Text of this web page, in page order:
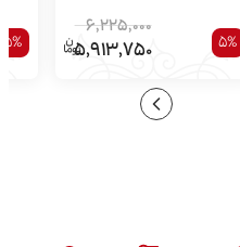
5%
6,225,000
5,913,750
5%